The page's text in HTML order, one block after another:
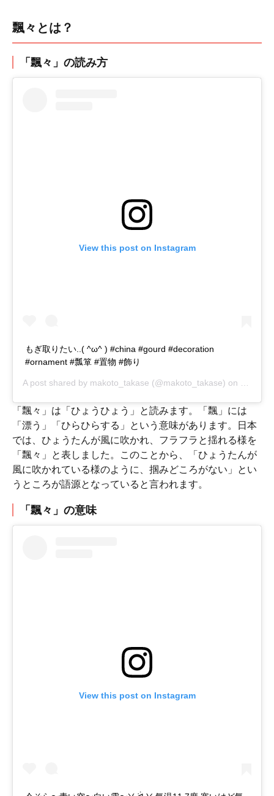
飄々とは？
「飄々」の読み方
View this post on Instagram
もぎ取りたい..( ^ω^ ) #china #gourd #decoration
#ornament #瓢箪 #置物 #飾り
A post shared by makoto_takase (@makoto_takase) on
「飄々」は「ひょうひょう」と読みます。「飄」には
「漂う」「ひらひらする」という意味があります。日本
では、ひょうたんが風に吹かれ、フラフラと揺れる様を
「飄々」と表しました。このことから、「ひょうたんが
風に吹かれている様のように、掴みどころがない」とい
うところが語源となっていると言われます。
「飄々」の意味
View this post on Instagram